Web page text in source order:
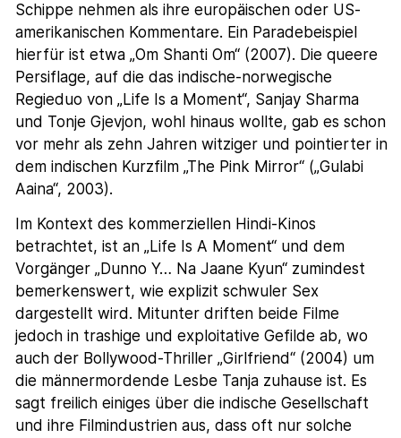
Schippe nehmen als ihre europäischen oder US-
amerikanischen Kommentare. Ein Paradebeispiel
hierfür ist etwa „Om Shanti Om“ (2007). Die queere
Persiflage, auf die das indische-norwegische
Regieduo von „Life Is a Moment“, Sanjay Sharma
und Tonje Gjevjon, wohl hinaus wollte, gab es schon
vor mehr als zehn Jahren witziger und pointierter in
dem indischen Kurzfilm „The Pink Mirror“ („Gulabi
Aaina“, 2003).
Im Kontext des kommerziellen Hindi-Kinos
betrachtet, ist an „Life Is A Moment“ und dem
Vorgänger „Dunno Y… Na Jaane Kyun“ zumindest
bemerkenswert, wie explizit schwuler Sex
dargestellt wird. Mitunter driften beide Filme
jedoch in trashige und exploitative Gefilde ab, wo
auch der Bollywood-Thriller „Girlfriend“ (2004) um
die männermordende Lesbe Tanja zuhause ist. Es
sagt freilich einiges über die indische Gesellschaft
und ihre Filmindustrien aus, dass oft nur solche